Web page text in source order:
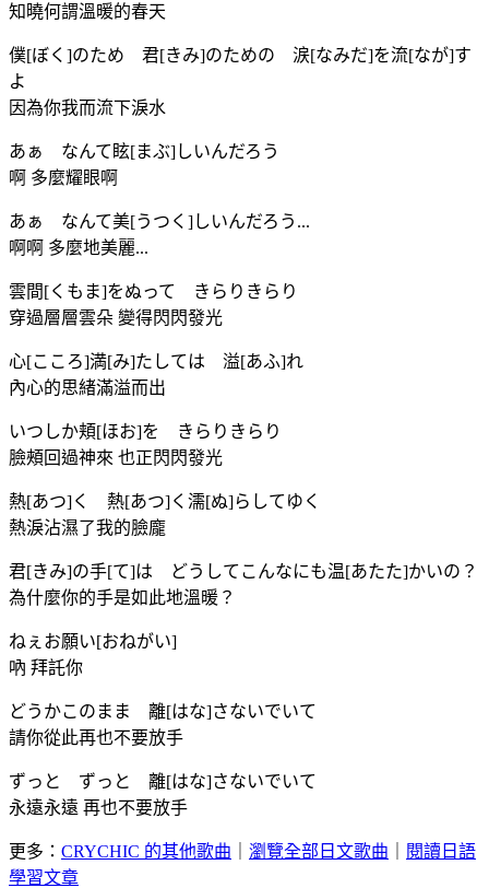
知曉何謂溫暖的春天
僕[ぼく]のため 君[きみ]のための 涙[なみだ]を流[なが]す
よ
因為你我而流下淚水
あぁ なんて眩[まぶ]しいんだろう
啊 多麼耀眼啊
あぁ なんて美[うつく]しいんだろう...
啊啊 多麼地美麗...
雲間[くもま]をぬって きらりきらり
穿過層層雲朵 變得閃閃發光
心[こころ]満[み]たしては 溢[あふ]れ
內心的思緒滿溢而出
いつしか頬[ほお]を きらりきらり
臉頰回過神來 也正閃閃發光
熱[あつ]く 熱[あつ]く濡[ぬ]らしてゆく
熱淚沾濕了我的臉龐
君[きみ]の手[て]は どうしてこんなにも温[あたた]かいの？
為什麼你的手是如此地溫暖？
ねぇお願い[おねがい]
吶 拜託你
どうかこのまま 離[はな]さないでいて
請你從此再也不要放手
ずっと ずっと 離[はな]さないでいて
永遠永遠 再也不要放手
更多： CRYCHIC 的其他歌曲 瀏覽全部日文歌曲
閱讀日語
學習文章